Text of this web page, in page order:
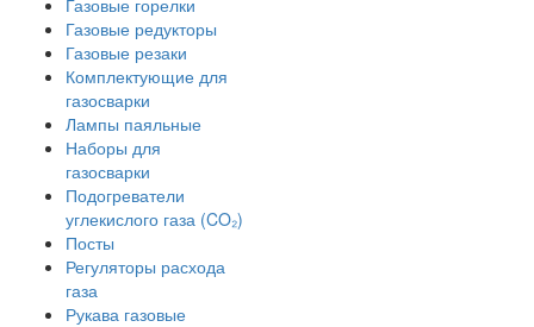
Газовые редукторы
Газовые резаки
Комплектующие для
газосварки
Лампы паяльные
Наборы для
газосварки
Подогреватели
углекислого газа (CO₂)
Посты
Регуляторы расхода
газа
Рукава газовые